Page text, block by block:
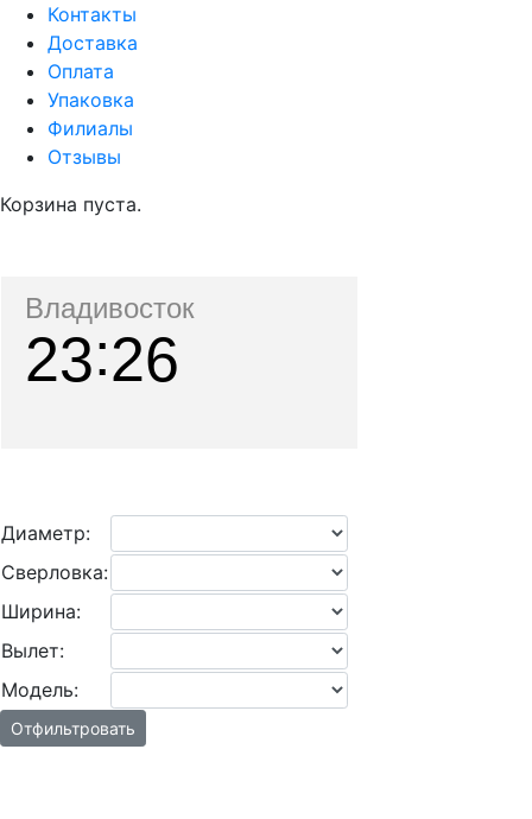
Контакты
Доставка
Оплата
Упаковка
Филиалы
Отзывы
Корзина пуста.
Владивосток
23 26
Диаметр:
Сверловка:
Ширина:
Вылет:
Модель:
Отфильтровать